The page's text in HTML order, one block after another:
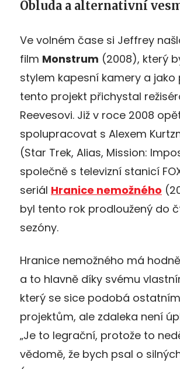
Obluda a alternativní
Ve volném čase si Jeffrey
film Monstrum (2008), který
stylem kapesní kamery a
tento projekt přichystal
Reevesovi. Již v roce 2008
spolupracovat s Alexem
(Star Trek, Alias, Mission:
společně s televizní stanicí
seriál Hranice nemožného
byl tento rok prodloužený do
sezóny.
Hranice nemožného má
a to hlavně díky svému
který se sice podobá
projektům, ale zdaleka není
„Je to legrační, protože to
vědomě, že bych psal o